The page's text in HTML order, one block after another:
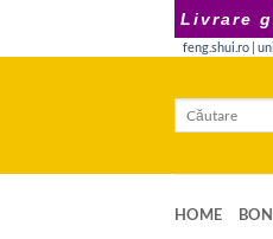
content
Livrare
feng.shui.ro |
Caută
HOME